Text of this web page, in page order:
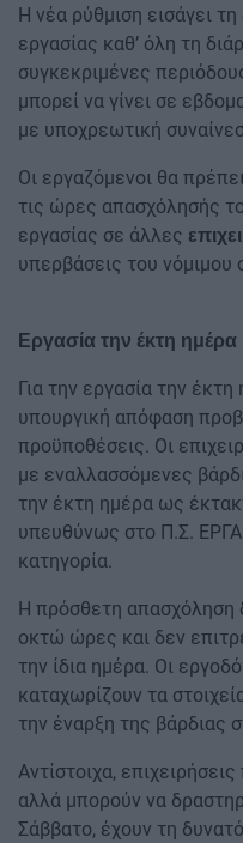
Η νέα ρύθμιση εισάγει
εργασίας καθ’ όλη τη
συγκεκριμένες
μπορεί να γίνει σε
με υποχρεωτική
Οι εργαζόμενοι θα
τις ώρες απασχόλησής
εργασίας σε άλλες
υπερβάσεις του νόμιμου
Εργασία την έκτη ημέρα
Για την εργασία την
υπουργική απόφαση
προϋποθέσεις. Οι
με εναλλασσόμενες
την έκτη ημέρα ως
υπευθύνως στο Π.Σ.
κατηγορία.
Η πρόσθετη απασχόληση
οκτώ ώρες και δεν
την ίδια ημέρα. Οι
καταχωρίζουν τα
την έναρξη της βάρδιας
Αντίστοιχα,
αλλά μπορούν να
Σάββατο, έχουν τη